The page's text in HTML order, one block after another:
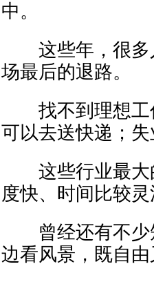
中。
这些年，很多
场最后的退路。
找不到理想工
可以去送快递；
这些行业最大
度快、时间比较灵
曾经还有不少
边看风景，既自由